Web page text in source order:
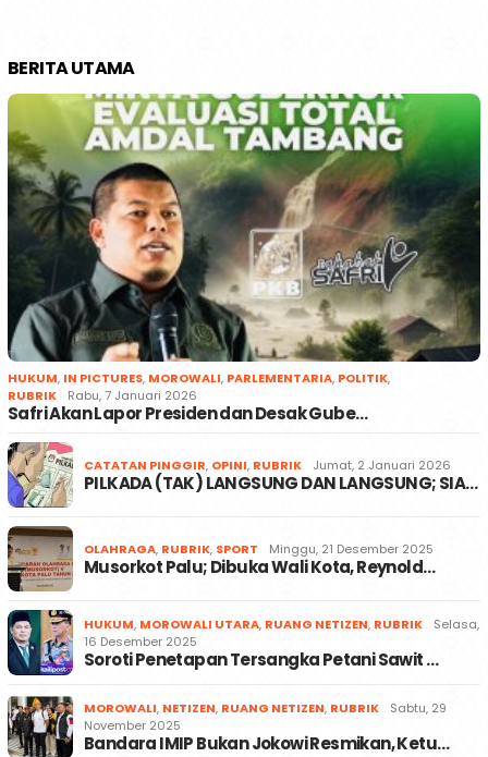
BERITA UTAMA
HUKUM, IN PICTURES, MOROWALI, PARLEMENTARIA, POLITIK,
RUBRIK
Rabu, 7 Januari 2026
Safri Akan Lapor Presiden dan Desak Gube…
CATATAN PINGGIR, OPINI, RUBRIK Jumat, 2 Januari 2026
PILKADA (TAK) LANGSUNG DAN LANGSUNG; SIA…
OLAHRAGA, RUBRIK, SPORT Minggu, 21 Desember 2025
Musorkot Palu; Dibuka Wali Kota, Reynold…
HUKUM, MOROWALI UTARA, RUANG NETIZEN, RUBRIK
Selasa,
16 Desember 2025
Soroti Penetapan Tersangka Petani Sawit …
MOROWALI, NETIZEN, RUANG NETIZEN, RUBRIK
Sabtu, 29
November 2025
Bandara IMIP Bukan Jokowi Resmikan, Ketu…